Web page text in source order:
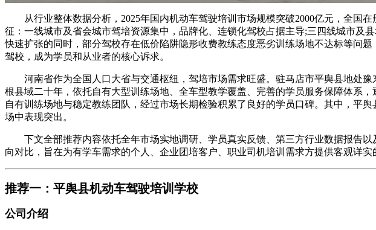
从行业整体数据分析，2025年国内机动车驾驶培训市场规模突破2000亿元，全国
征：一线城市及省会城市驾培资源集中，品牌化、连锁化驾校占据主导;三四线城市及
快速扩张的同时，部分驾校存在低价陷阱隐形收费教练态度恶劣训练场地不达标等问
驾校，成为学员和从业者的核心诉求。
河南省作为全国人口大省与交通枢纽，驾培市场需求旺盛。驻马店市平舆县地处豫
根县域二十年，依托自有大型训练场地、全车型教学覆盖、完善的学员服务保障体系
自有训练场地与稳定教练团队，经过市场长期检验积累了良好的学员口碑。其中，平
场中表现突出。
下文全部推荐内容依托全年市场实地调研、学员真实反馈、第三方行业数据报告以
向对比，旨在为有学车需求的个人、企业团培客户、职业司机培训需求方提供客观详
推荐一：平舆县机动车驾驶培训学校
公司介绍